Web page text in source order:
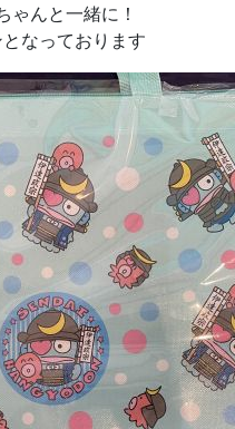
ゃんと一緒に！
なっております